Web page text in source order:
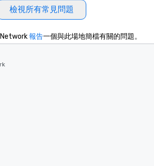
in the city and dive
檢視所有常見問題
報告一個與此場地簡檔有關的問題。